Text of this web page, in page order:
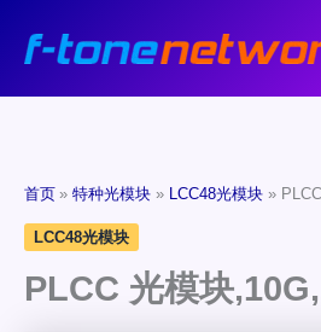
首页 特种光模块 LCC48光模块
LCC48光模块
PLCC 光模块